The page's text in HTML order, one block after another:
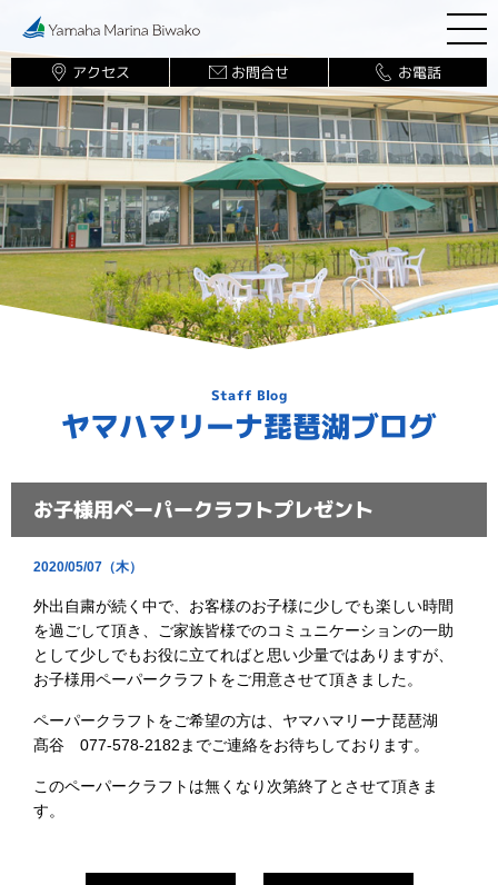
アクセス お問合せ お電話
マリーナ案内
ボート販売
ボート保管業務
レンタル・チャーター
船舶免許
ヤマハマリーナ琵琶湖ブログ
お子様用ペーパークラフトプレゼント
2020/05/07（木）
外出自粛が続く中で、お客様のお子様に少しでも楽しい時間
を過ごして頂き、ご家族皆様でのコミュニケーションの一助
として少しでもお役に立てればと思い少量ではありますが、
お子様用ペーパークラフトをご用意させて頂きました。
ペーパークラフトをご希望の方は、ヤマハマリーナ琵琶湖
髙谷 077-578-2182までご連絡をお待ちしております。
このペーパークラフトは無くなり次第終了とさせて頂きま
す。